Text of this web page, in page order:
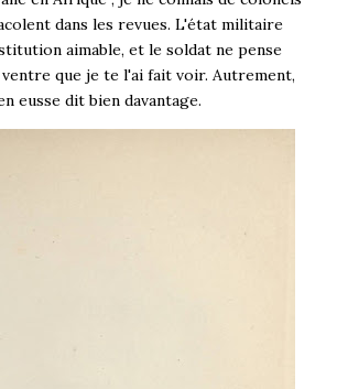
dans les revues. L'état militaire
aimable, et le soldat ne pense
ventre que je te l'ai fait voir. Autrement,
eusse dit bien davantage.